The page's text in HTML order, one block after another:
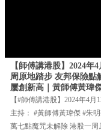
【師傅講港股】2024
周原地踏步 友邦保險點
屢創新高｜黃師傅黃瑋
【#師傅講港股】2024年4月
主持： #黃師傅黃瑋傑 #朱
萬七點魔咒未解除 港股一